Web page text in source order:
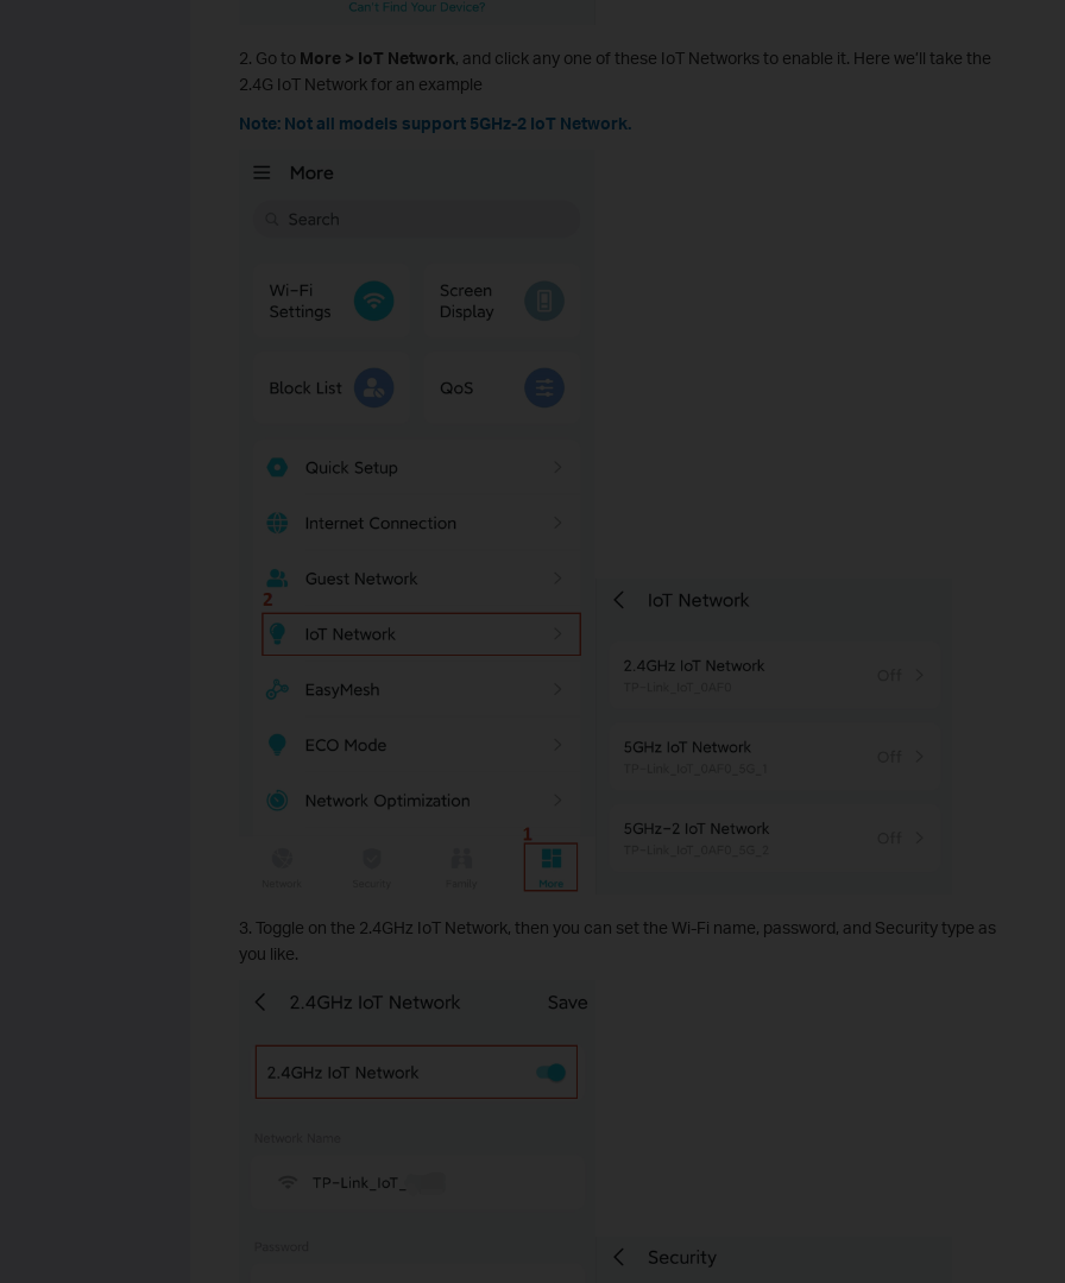
2. Go to More > IoT Network, and click any one of these IoT Networks to enable it. Here we’ll take the
2.4G IoT Network for an example
Note: Not all models support 5GHz-2 IoT Network.
3. Toggle on the 2.4GHz IoT Network, then you can set the Wi-Fi name, password, and Security type as
you like.